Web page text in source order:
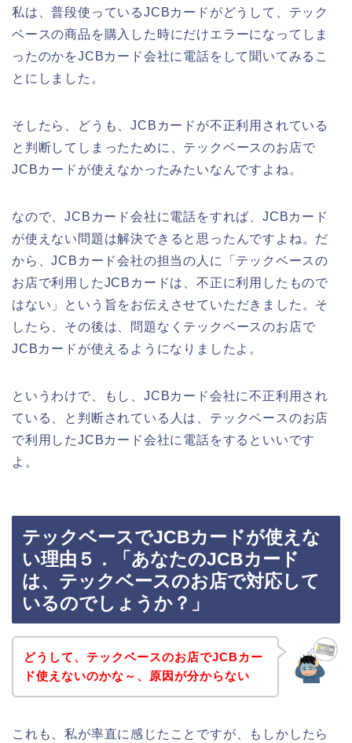
私は、普段使っているJCBカードがどうして、テック
ベースの商品を購入した時にだけエラーになってしま
ったのかをJCBカード会社に電話をして聞いてみるこ
とにしました。
そしたら、どうも、JCBカードが不正利用されている
と判断してしまったために、テックベースのお店で
JCBカードが使えなかったみたいなんですよね。
なので、JCBカード会社に電話をすれば、JCBカード
が使えない問題は解決できると思ったんですよね。だ
から、JCBカード会社の担当の人に「テックベースの
お店で利用したJCBカードは、不正に利用したもので
はない」という旨をお伝えさせていただきました。そ
したら、その後は、問題なくテックベースのお店で
JCBカードが使えるようになりましたよ。
というわけで、もし、JCBカード会社に不正利用され
ている、と判断されている人は、テックベースのお店
で利用したJCBカード会社に電話をするといいです
よ。
テックベースでJCBカードが使えな
い理由５．「あなたのJCBカード
は、テックベースのお店で対応して
いるのでしょうか？」
どうして、テックベースのお店でJCBカー
ド使えないのかな～、原因が分からない
これも、私が率直に感じたことですが、もしかしたら